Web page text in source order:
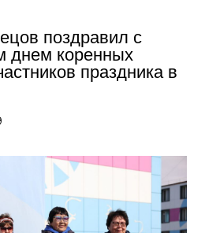
поздравил с
днем коренных
праздника в